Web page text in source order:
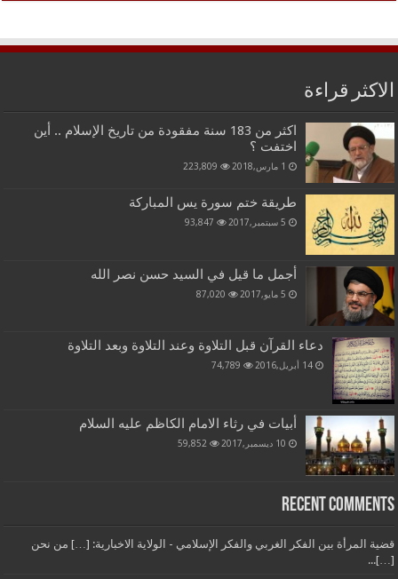
الاكثر قراءة
اكثر من 183 سنة مفقودة من تاريخ الإسلام .. أين
اختفت ؟
1 مارس,2018 223,809
طريقة ختم سورة يس المباركة
5 سبتمبر,2017 93,847
أجمل ما قيل في السيد حسن نصر الله
5 مايو,2017 87,020
دعاء القرآن قبل التلاوة وعند التلاوة وبعد التلاوة
14 أبريل,2016 74,789
أبيات في رثاء الامام الكاظم عليه السلام
10 ديسمبر,2017 59,852
Recent Comments
قضية المرأة بين الفكر الغربي والفكر الإسلامي - الولاية الاخبارية: […] من نحن
[…]...